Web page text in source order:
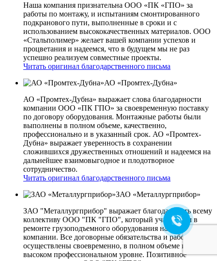
Наша компания признательна ООО «ПК «ГПО» за
работы по монтажу, и испытаниям смонтированного
подкранового пути, выполненные в сроки и с
использованием высококачественных материалов. ООО
«Стальполимер» желает вашей компании успехов и
процветания и надеемся, что в будущем мы не раз
успешно реализуем совместные проекты.
Читать оригинал благодарственного письма
АО «Промтех-Дубна»
АО «Промтех-Дубна» выражает слова благодарности
компании ООО «ПК ГПО» за своевременную поставку
по договору оборудования. Монтажные работы были
выполнены в полном объеме, качественно,
профессионально и в указанный срок. АО «Промтех-
Дубна» выражает уверенность в сохранении
сложившихся дружественных отношений и надеемся на
дальнейшее взаимовыгодное и плодотворное
сотрудничество.
Читать оригинал благодарственного письма
ЗАО «Металлургприбор»
ЗАО "Металлургприбор" выражает благодарность всему
коллективу ООО "ПК "ГПО", который участвовал в
ремонте грузоподъемного оборудования нашей
компании. Все договорные обязательства и работы
осуществлены своевременно, в полном объеме и на
высоком профессиональном уровне. Позитивное